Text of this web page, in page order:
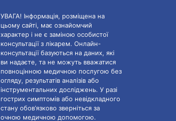
УВАГА! Інформація, розміщена на
цьому сайті, має ознайомчий
характер і не є заміною особистої
консультації з лікарем. Онлайн-
консультації базуються на даних, які
ви надаєте, та не можуть вважатися
повноцінною медичною послугою без
огляду, результатів аналізів або
інструментальних досліджень. У разі
гострих симптомів або невідкладного
стану обов’язково зверніться за
очною медичною допомогою.